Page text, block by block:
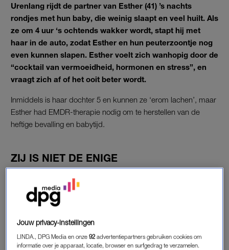
Urenlang rijdt de partner van Esther (41) ’s nachts
rondjes met hun baby, die weinig slaapt en veel huilt. Als
ze om 4 uur ‘s ochtends wakker wordt, stapt hij met
haar in de auto, zodat Esther en hun peuterzoontje nog
even kunnen slapen. Esther voelt zich wanhopig door de
“cocktail van vermoeidheid, hormonen en stress”, en
vraagt zich af of het ooit beter wordt.
Inmiddels is haar dochter 5 en kunnen ze ‘erom lachen’, maar
Esther had EMDR-therapie nodig om te herstellen van de
heftige bevalling en babytijd.
ZIJ IS NIET DE ENIGE
Als ik op LinkedIn een berichtje plaats dat ik een artikel schrijf
over de ouderschapsburn-out stroomt mijn inbox vol. Dezelfde
avond lees ik de berichten van 17 moeders en 1 vader die
zich herkennen in de symptomen: extreme vermoeidheid, het
gevoel voortdurend in de overlevingsstand te staan, en
emotionele afstand tot hun kinderen.
Jouw privacy-instellingen
LINDA., DPG Media en onze92 advertentiepartners gebruiken cookies om
informatie over je apparaat, locatie, browser en surfgedrag te verzamelen.